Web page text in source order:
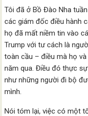
Tôi đã ở Bồ Đào Nha
các giám đốc điều hành
họ đã mất niềm tin vào
Trump với tư cách là
toàn cầu – điều mà họ
năm qua. Điều đó thực
như những người đi bộ
mình.
Nói tóm lại, việc có một